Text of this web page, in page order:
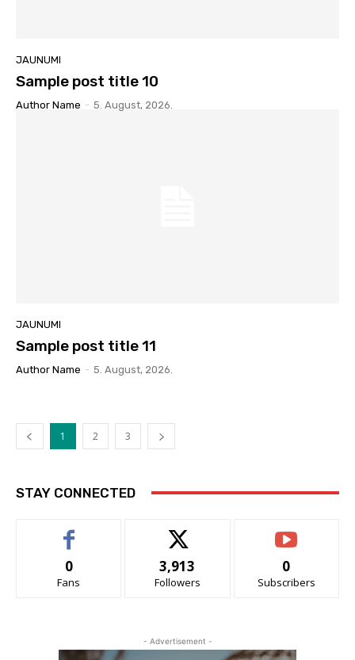
JAUNUMI
Sample post title 10
Author Name - 5. August, 2026.
JAUNUMI
Sample post title 11
Author Name - 5. August, 2026.
1 2 3
STAY CONNECTED
0
Fans
3,913
Followers
0
Subscribers
- Advertisement -